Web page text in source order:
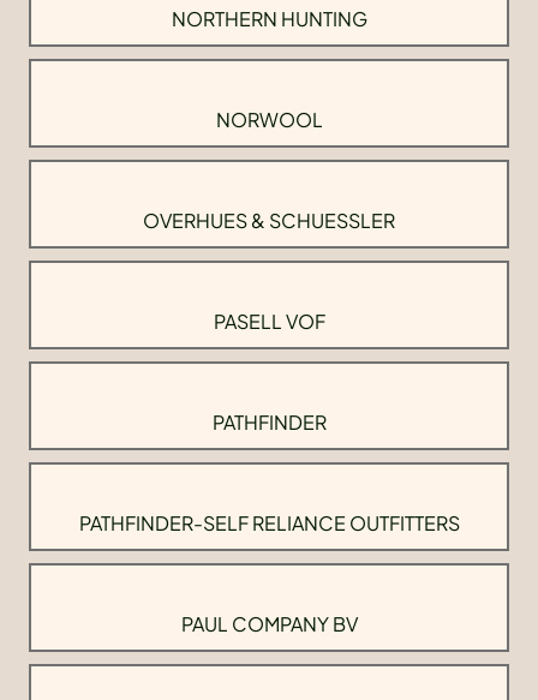
NORTHERN HUNTING
NORWOOL
OVERHUES & SCHUESSLER
PASELL VOF
PATHFINDER
PATHFINDER-SELF RELIANCE OUTFITTERS
PAUL COMPANY BV